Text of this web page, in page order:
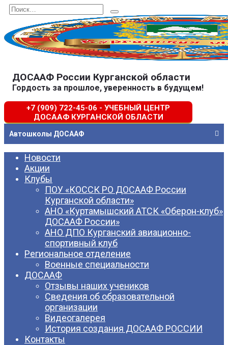
Перейти
содержанию
Search
for:
ДОСААФ России Курганской области
Гордость за прошлое, уверенность в будущем!
+7 (909) 722-45-06 - УЧЕБНЫЙ ЦЕНТР
ДОСААФ КУРГАНСКОЙ ОБЛАСТИ
Автошколы ДОСААФ
Новости
Акции
Клубы
ПОУ «КОССК РО ДОСААФ России
Курганской области»
АНО «Куртамышский АТСК «Оберон-клуб»
ДОСААФ России»
АНО ДПО Курганский авиационно-
спортивный клуб
Региональное отделение
Военные специальности
ДОСААФ
Отзывы наших учеников
Сведения об образовательной
организации
Видеогалерея
История создания ДОСААФ РОССИИ
Контакты